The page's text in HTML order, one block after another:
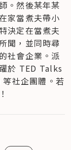
。然後某年某
家當煮夫帶小
決定在當煮夫
聞，並同時尋
社會企業。派
於 TED Talks
社企團體。若